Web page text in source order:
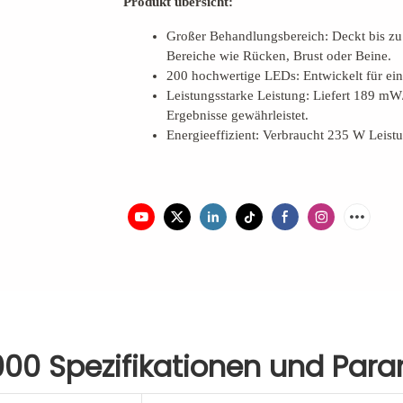
Großer Behandlungsbereich: Deckt bis
Bereiche wie Rücken, Brust oder Beine.
200 hochwertige LEDs: Entwickelt für
Leistungsstarke Leistung: Liefert 189
Ergebnisse gewährleistet.
Energieeffizient: Verbraucht 235 W
Spezifikationen und